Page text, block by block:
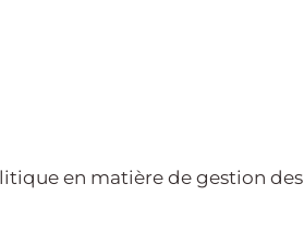
en matière de gestion des